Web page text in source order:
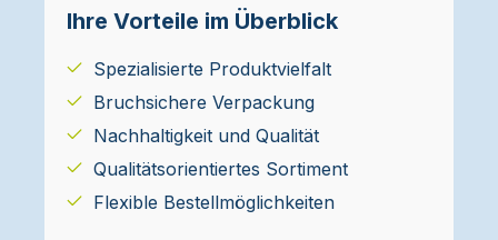
Ihre Vorteile im Überblick
Spezialisierte Produktvielfalt
Bruchsichere Verpackung
Nachhaltigkeit und Qualität
Qualitätsorientiertes Sortiment
Flexible Bestellmöglichkeiten